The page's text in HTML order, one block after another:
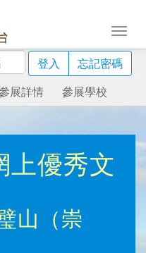
登入
忘記密碼
展詳情 參展學校
優秀文
山（崇